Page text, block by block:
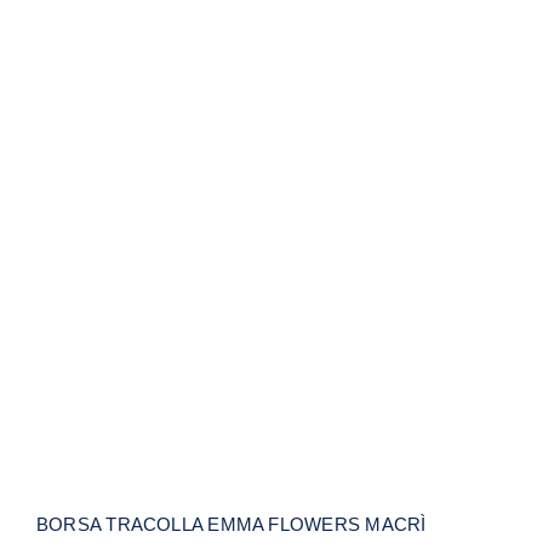
BORSA TRACOLLA EMMA FLOWERS MACRÌ